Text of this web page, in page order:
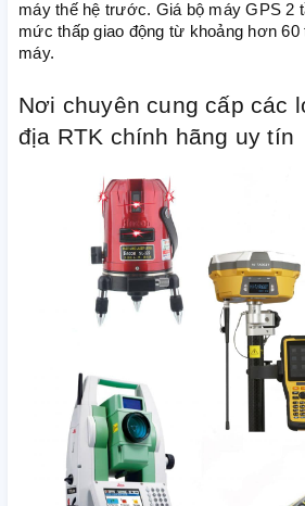
máy thế hệ trước. Giá bộ máy GPS 2
mức thấp giao động từ khoảng hơn 60
máy.
Nơi chuyên cung cấp các
địa RTK chính hãng uy tín